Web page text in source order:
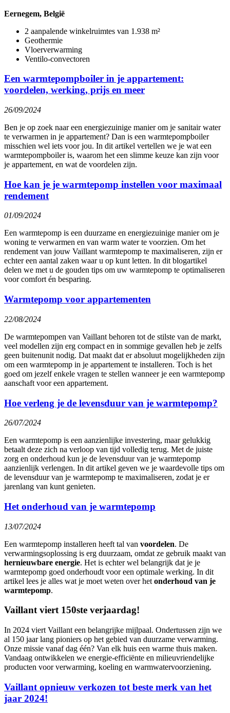
Eernegem, België
2 aanpalende winkelruimtes van 1.938 m²
Geothermie
Vloerverwarming
Ventilo-convectoren
Een warmtepompboiler in je appartement:
voordelen, werking, prijs en meer
26/09/2024
Ben je op zoek naar een energiezuinige manier om je sanitair water
te verwarmen in je appartement? Dan is een warmtepompboiler
misschien wel iets voor jou. In dit artikel vertellen we je wat een
warmtepompboiler is, waarom het een slimme keuze kan zijn voor
je appartement, en wat de voordelen zijn.
Hoe kan je je warmtepomp instellen voor maximaal
rendement
01/09/2024
Een warmtepomp is een duurzame en energiezuinige manier om je
woning te verwarmen en van warm water te voorzien. Om het
rendement van jouw Vaillant warmtepomp te maximaliseren, zijn er
echter een aantal zaken waar u op kunt letten. In dit blogartikel
delen we met u de gouden tips om uw warmtepomp te optimaliseren
voor comfort én besparing.
Warmtepomp voor appartementen
22/08/2024
De warmtepompen van Vaillant behoren tot de stilste van de markt,
veel modellen zijn erg compact en in sommige gevallen heb je zelfs
geen buitenunit nodig. Dat maakt dat er absoluut mogelijkheden zijn
om een warmtepomp in je appartement te installeren. Toch is het
goed om jezelf enkele vragen te stellen wanneer je een warmtepomp
aanschaft voor een appartement.
Hoe verleng je de levensduur van je warmtepomp?
26/07/2024
Een warmtepomp is een aanzienlijke investering, maar gelukkig
betaalt deze zich na verloop van tijd volledig terug. Met de juiste
zorg en onderhoud kun je de levensduur van je warmtepomp
aanzienlijk verlengen. In dit artikel geven we je waardevolle tips om
de levensduur van je warmtepomp te maximaliseren, zodat je er
jarenlang van kunt genieten.
Het onderhoud van je warmtepomp
13/07/2024
Een warmtepomp installeren heeft tal van voordelen. De
verwarmingsoplossing is erg duurzaam, omdat ze gebruik maakt van
hernieuwbare energie. Het is echter wel belangrijk dat je je
warmtepomp goed onderhoudt voor een optimale werking. In dit
artikel lees je alles wat je moet weten over het onderhoud van je
warmtepomp.
Vaillant viert 150ste verjaardag!
In 2024 viert Vaillant een belangrijke mijlpaal. Ondertussen zijn we
al 150 jaar lang pioniers op het gebied van duurzame verwarming.
Onze missie vanaf dag één? Van elk huis een warme thuis maken.
Vandaag ontwikkelen we energie-efficiënte en milieuvriendelijke
producten voor verwarming, koeling en warmwatervoorziening.
Vaillant opnieuw verkozen tot beste merk van het
jaar 2024!